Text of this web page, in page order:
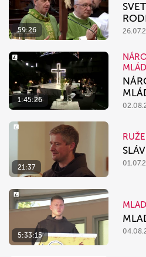
59:26
1:45:26
21:37
5:33:15